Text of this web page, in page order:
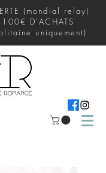
(mondial relay)
100€ D'ACHATS
uniquement)